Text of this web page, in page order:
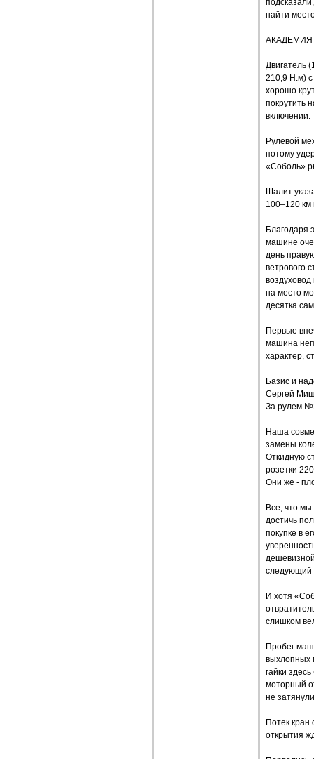
найти
Двигатель
210,9 Н.м) с
хорошо
покрутить
включении.
Рулевой
потому
«Соболь»
Шалит
100–120 км
Благодаря
машине
день
ветрового
на место
десятка
Первые
машина
характер,
Базис и
Сергей
За рулем
Наша
замены
Откидную
розетки
Они же -
Все, что
достичь
покупке в
следующий
И хотя
слишком
Пробег
выхлопных
гайки
моторный
не
Потек
открытия